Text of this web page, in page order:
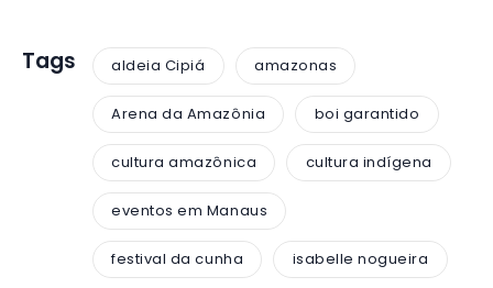
Tags aldeia Cipiá amazonas
Arena da Amazônia boi garantido
cultura amazônica cultura indígena
eventos em Manaus
festival da cunha isabelle nogueira